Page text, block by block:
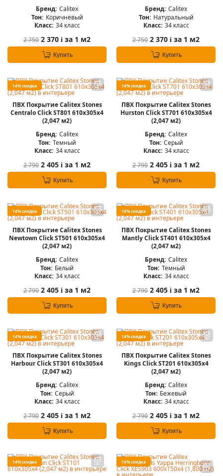
Бренд: Calitex
Тон: Коричневый
Класс: 34 класс
2 750 2 370 i за 1 м2
Купить
Бренд: Calitex
Тон: Натуральный
Класс: 34 класс
2 750 2 370 i за 1 м2
Купить
14% скидка
ПВХ Покрытие Calitex Stones
Centralo Click ST801 610x305x4
(2,047 м2)
Бренд: Calitex
Тон: Темный
Класс: 34 класс
2 790 2 405 i за 1 м2
Купить
14% скидка
ПВХ Покрытие Calitex Stones
Hurston Click ST701 610x305x4
(2,047 м2)
Бренд: Calitex
Тон: Серый
Класс: 34 класс
2 790 2 405 i за 1 м2
Купить
14% скидка
ПВХ Покрытие Calitex Stones
Newtown Click ST501 610x305x4
(2,047 м2)
Бренд: Calitex
Тон: Белый
Класс: 34 класс
2 790 2 405 i за 1 м2
Купить
14% скидка
ПВХ Покрытие Calitex Stones
Mantly Click ST401 610x305x4
(2,047 м2)
Бренд: Calitex
Тон: Темный
Класс: 34 класс
2 790 2 405 i за 1 м2
Купить
14% скидка
ПВХ Покрытие Calitex Stones
Harbour Click ST301 610x305x4
(2,047 м2)
Бренд: Calitex
Тон: Серый
Класс: 34 класс
2 790 2 405 i за 1 м2
Купить
14% скидка
ПВХ Покрытие Calitex Stones
Kings Click ST201 610x305x4
(2,047 м2)
Бренд: Calitex
Тон: Бежевый
Класс: 34 класс
2 790 2 405 i за 1 м2
Купить
14% скидка 14% скидка